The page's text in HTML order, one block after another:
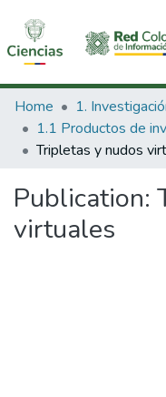
Communities &
All of DSpace
Home
Tripletas y nudos
Publication:
virtuales